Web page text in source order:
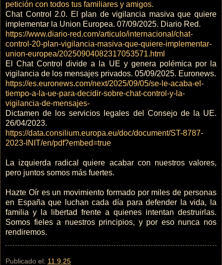
petición con todos tus familiares y amigos.
Chat Control 2.0. El plan de vigilancia masiva que quiere
implementar la Union Europea. 07/09/2025. Diario Red.
https://www.diario-red.com/articulo/internacional/chat-
control-20-plan-vigilancia-masiva-que-quiere-implementar-
union-europea/20250904082317053571.html
El Chat Control divide a la UE y genera polémica por la
vigilancia de los mensajes privados. 05/09/2025. Euronews.
https://es.euronews.com/next/2025/09/05/se-le-acaba-el-
tiempo-a-la-ue-para-decidir-sobre-chat-control-y-la-
vigilancia-de-mensajes-
Dictamen de los servicios legales del Consejo de la UE.
26/04/2023.
https://data.consilium.europa.eu/doc/document/ST-8787-
2023-INIT/en/pdf?embed=true
La izquierda radical quiere acabar con nuestros valores,
pero juntos somos más fuertes.
Hazte Oír es un movimiento formado por miles de personas
en España que luchan cada día para defender la vida, la
familia y la libertad frente a quienes intentan destruirlas.
Somos fieles a nuestros principios, y por eso nunca nos
rendiremos.
Publicado el: 11.9.25